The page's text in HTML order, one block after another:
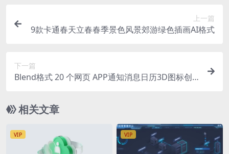
上一篇
9款卡通春天立春春季景色风景郊游绿色插画AI格式
下一篇
Blend格式 20 个网页 APP通知消息日历3D图标创
相关文章
VIP VIP